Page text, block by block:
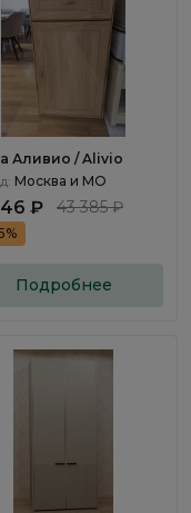
Аливио / Alivio
Москва и МО
₽ 43 385 ₽
Подробнее